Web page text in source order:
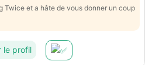
Twice et a hâte de vous donner un coup
le profil